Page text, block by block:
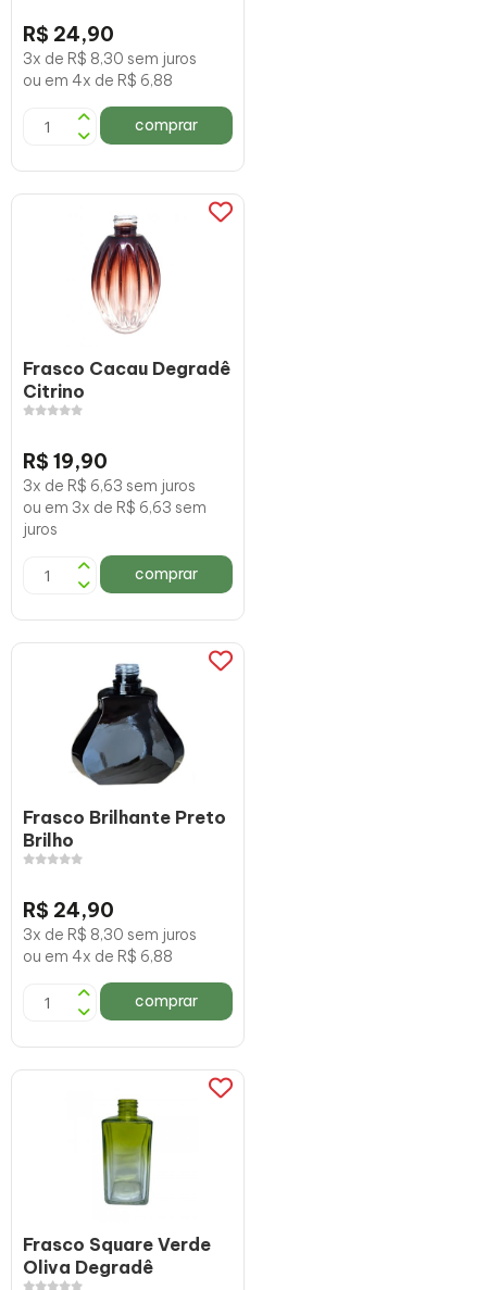
R$ 24,90
3x de R$ 8,30 sem juros
ou em 4x de R$ 6,88
comprar
Frasco Cacau Degradê
Citrino
R$ 19,90
3x de R$ 6,63 sem juros
ou em 3x de R$ 6,63 sem
juros
comprar
Frasco Brilhante Preto
Brilho
R$ 24,90
3x de R$ 8,30 sem juros
ou em 4x de R$ 6,88
comprar
Frasco Square Verde
Oliva Degradê